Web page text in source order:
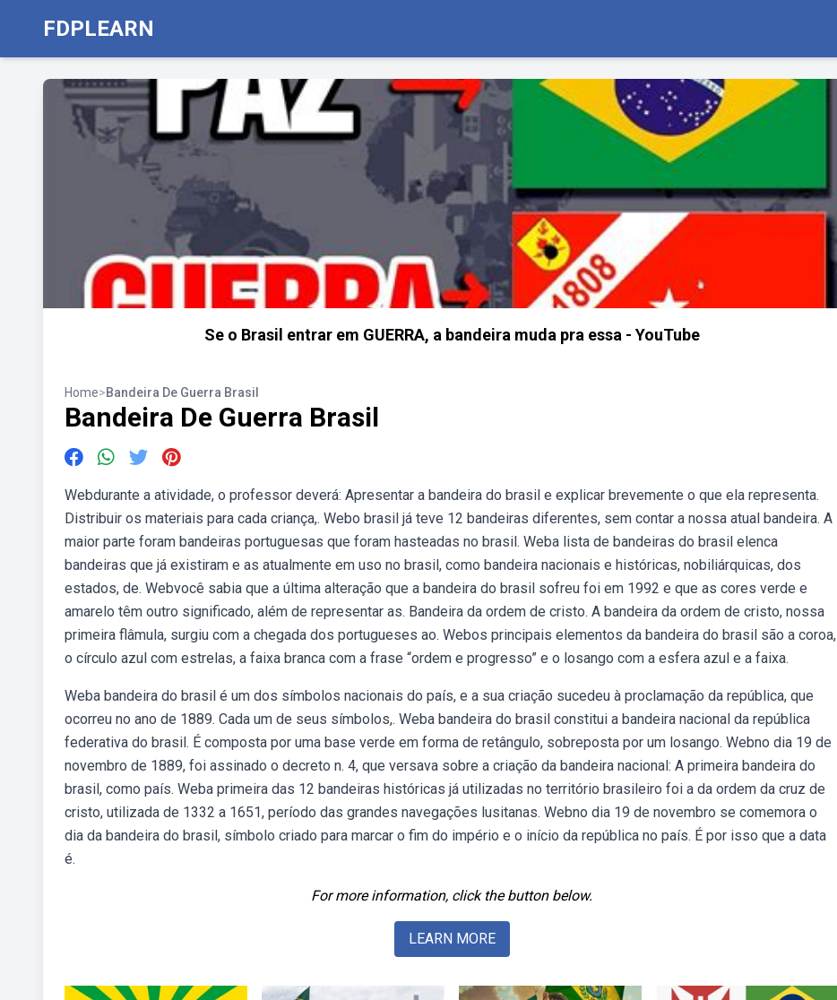
FDPLEARN
Se o Brasil entrar em GUERRA, a bandeira muda pra essa - YouTube
Home>Bandeira De Guerra Brasil
Bandeira De Guerra Brasil
Webdurante a atividade, o professor deverá: Apresentar a bandeira do brasil e explicar brevemente o que ela representa.
Distribuir os materiais para cada criança,. Webo brasil já teve 12 bandeiras diferentes, sem contar a nossa atual bandeira. A
maior parte foram bandeiras portuguesas que foram hasteadas no brasil. Weba lista de bandeiras do brasil elenca
bandeiras que já existiram e as atualmente em uso no brasil, como bandeira nacionais e históricas, nobiliárquicas, dos
estados, de. Webvocê sabia que a última alteração que a bandeira do brasil sofreu foi em 1992 e que as cores verde e
amarelo têm outro significado, além de representar as. Bandeira da ordem de cristo. A bandeira da ordem de cristo, nossa
primeira flâmula, surgiu com a chegada dos portugueses ao. Webos principais elementos da bandeira do brasil são a coroa,
o círculo azul com estrelas, a faixa branca com a frase “ordem e progresso” e o losango com a esfera azul e a faixa.
Weba bandeira do brasil é um dos símbolos nacionais do país, e a sua criação sucedeu à proclamação da república, que
ocorreu no ano de 1889. Cada um de seus símbolos,. Weba bandeira do brasil constitui a bandeira nacional da república
federativa do brasil. É composta por uma base verde em forma de retângulo, sobreposta por um losango. Webno dia 19 de
novembro de 1889, foi assinado o decreto n. 4, que versava sobre a criação da bandeira nacional: A primeira bandeira do
brasil, como país. Weba primeira das 12 bandeiras históricas já utilizadas no território brasileiro foi a da ordem da cruz de
cristo, utilizada de 1332 a 1651, período das grandes navegações lusitanas. Webno dia 19 de novembro se comemora o
dia da bandeira do brasil, símbolo criado para marcar o fim do império e o início da república no país. É por isso que a data
é.
For more information, click the button below.
LEARN MORE